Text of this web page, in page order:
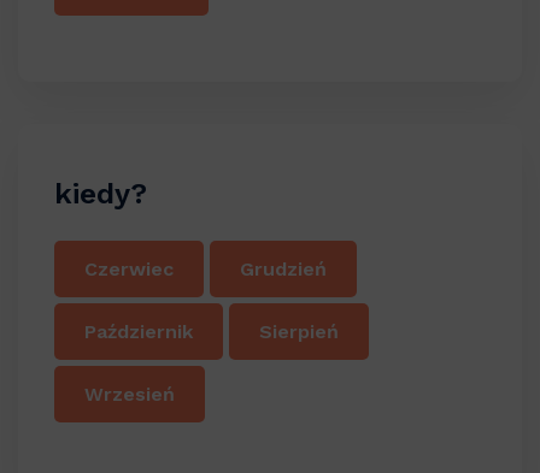
kiedy?
Czerwiec Grudzień
Październik Sierpień
Wrzesień